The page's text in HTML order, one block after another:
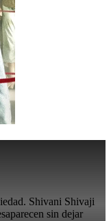
Shivani Shivaji
sin dejar